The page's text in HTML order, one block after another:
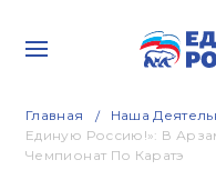
Главная Наша
Единую Россию!»: В
Чемпионат По Каратэ